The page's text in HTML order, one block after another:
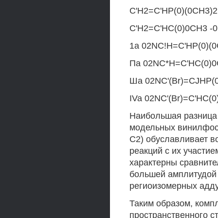
С'Н2=С'НР(0)(0СН3)2
С'Н2=С'НС(0)0СН3 -0
1а
Па
Ша
IVa
Наибольшая
модельных
С2) обуславливает
реакций с их
характерны
большей
региоизомерных
Таким образом,
пространственного